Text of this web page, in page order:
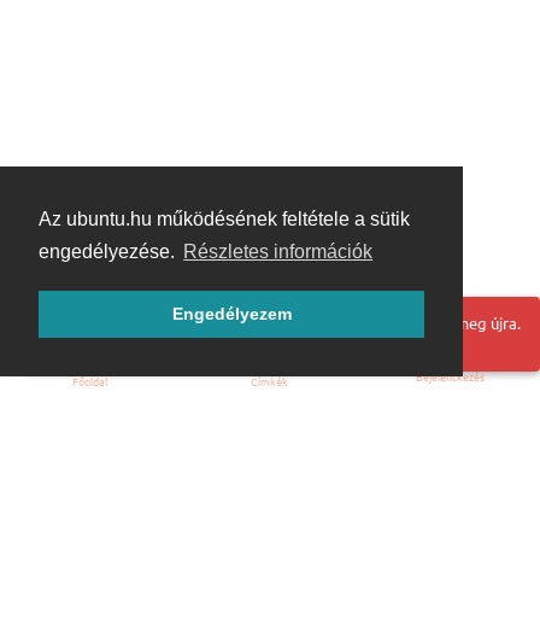
Az ubuntu.hu működésének feltétele a sütik
engedélyezése. Részletes információk
Engedélyezem
Hoppá! Valami hiba történt. Frissítse az oldalt és próbálja meg újra.
Főoldal Címkék Bejelentkezés